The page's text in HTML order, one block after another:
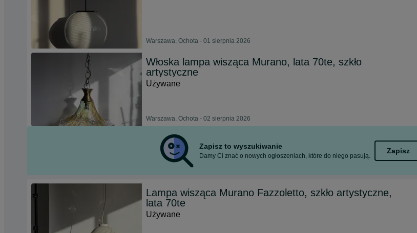
Warszawa, Ochota - 01 sierpnia 2026
Włoska lampa wisząca Murano, lata 70te, szkło
artystyczne
Używane
Warszawa, Ochota - 02 sierpnia 2026
Zapisz to wyszukiwanie
Damy Ci znać o nowych ogłoszeniach, które do niego pasują.
Zapisz
Lampa wisząca Murano Fazzoletto, szkło artystyczne,
lata 70te
Używane